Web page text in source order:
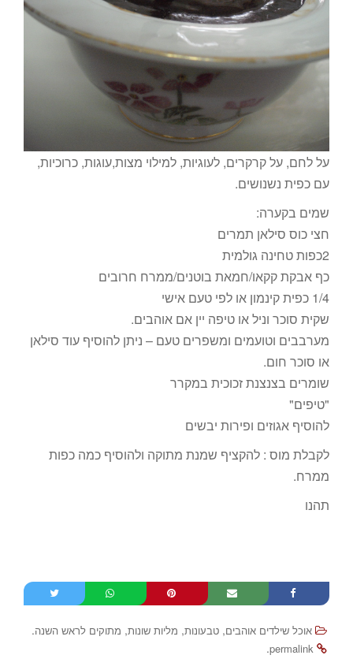
על לחם, על קרקרים, לעוגיות, למילוי מצות,עוגות, כרוכיות,
עם כפית נשנושים.
שמים בקערה:
חצי כוס סילאן תמרים
2כפות טחינה גולמית
כף אבקת קקאו/חמאת בוטנים/ממרח חרובים
1/4 כפית קינמון או לפי טעם אישי
שקית סוכר וניל או טיפה יין אם אוהבים.
מערבבים וטועמים ומשפרים טעם – ניתן להוסיף עוד סילאן
או סוכר חום.
שומרים בצנצנת זכוכית במקרר
"טיפים"
להוסיף אגוזים ופירות יבשים
לקבלת מוס : להקציף שמנת מתוקה ולהוסיף כמה כפות
ממרח.
תהנו
אוכל שילדים אוהבים, טבעונות, מליות שונות, מתוקים לראש השנה.
permalink
.